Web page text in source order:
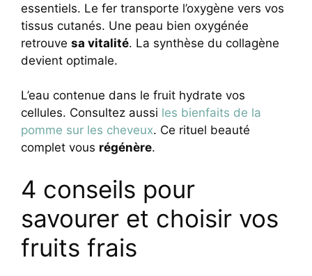
essentiels. Le fer transporte l’oxygène vers vos
tissus cutanés. Une peau bien oxygénée
retrouve sa vitalité. La synthèse du collagène
devient optimale.
L’eau contenue dans le fruit hydrate vos
cellules. Consultez aussi les bienfaits de la
pomme sur les cheveux. Ce rituel beauté
complet vous régénère.
4 conseils pour
savourer et choisir vos
fruits frais